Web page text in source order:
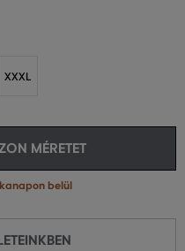
XXXL
MÉRETET
belül